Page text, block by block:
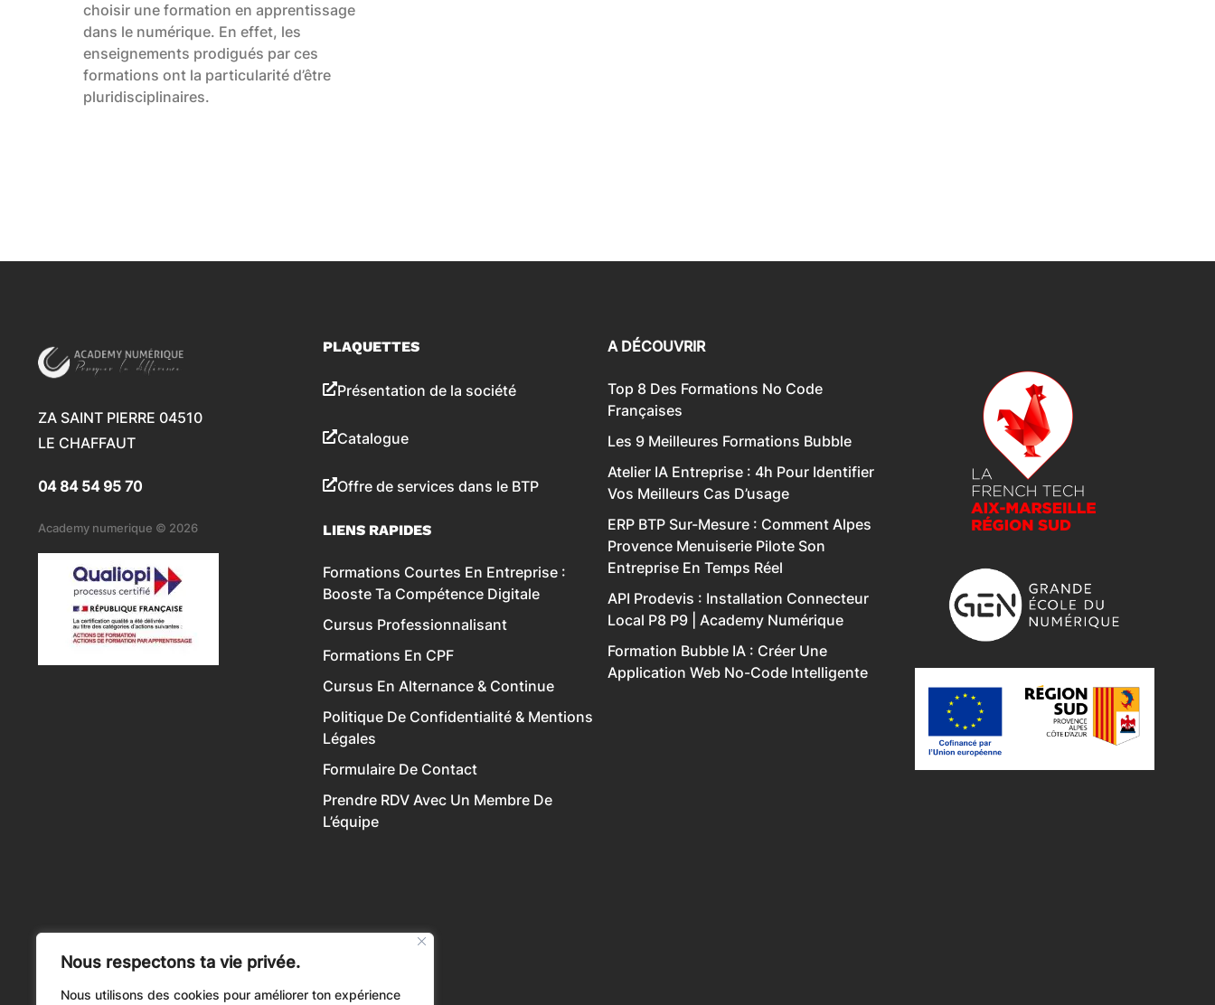
Nous respectons ta vie privée.
Nous utilisons des cookies pour améliorer ton expérience
choisir une formation en apprentissage
dans le numérique. En effet, les
enseignements prodigués par ces
formations ont la particularité d’être
pluridisciplinaires.
ZA SAINT PIERRE 04510
LE CHAFFAUT
04 84 54 95 70
Academy numerique © 2026
PLAQUETTES
Présentation de la société
Catalogue
Offre de services dans le BTP
LIENS RAPIDES
Formations Courtes En Entreprise :
Booste Ta Compétence Digitale
Cursus Professionnalisant
Formations En CPF
Cursus En Alternance & Continue
Politique De Confidentialité & Mentions
Légales
Formulaire De Contact
Prendre RDV Avec Un Membre De
L’équipe
A DÉCOUVRIR
Top 8 Des Formations ‍No Code
Françaises
Les 9 Meilleures Formations Bubble
Atelier IA Entreprise : 4h Pour Identifier
Vos Meilleurs Cas D’usage
ERP BTP Sur-Mesure : Comment Alpes
Provence Menuiserie Pilote Son
Entreprise En Temps Réel
API Prodevis : Installation Connecteur
Local P8 P9 | Academy Numérique
Formation Bubble IA : Créer Une
Application Web No-Code Intelligente